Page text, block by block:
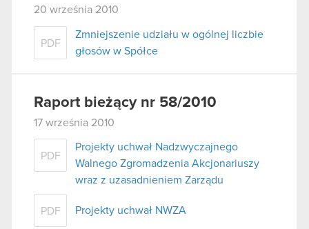
20 września 2010
PDF
Zmniejszenie udziału w ogólnej liczbie
głosów w Spółce
Raport bieżący nr 58/2010
17 września 2010
PDF
Projekty uchwał Nadzwyczajnego
Walnego Zgromadzenia Akcjonariuszy
wraz z uzasadnieniem Zarządu
PDF Projekty uchwał NWZA